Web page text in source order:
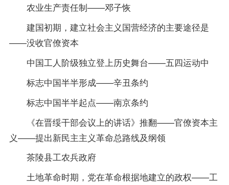
农业生产责任制——邓子恢
建国初期，建立社会主义国营经济的主要途径是
——没收官僚资本
中国工人阶级独立登上历史舞台——五四运动中
标志中国半半形成——辛丑条约
标志中国半半起点——南京条约
《在晋绥干部会议上的讲话》推翻——官僚资本主
义——提出新民主主义革命总路线及纲领
茶陵县工农兵政府
土地革命时期，党在革命根据地建立的政权——工